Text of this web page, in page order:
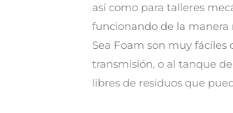
así como para talleres
funcionando de la
Sea Foam son muy
transmisión, o al tanque
libres de residuos que